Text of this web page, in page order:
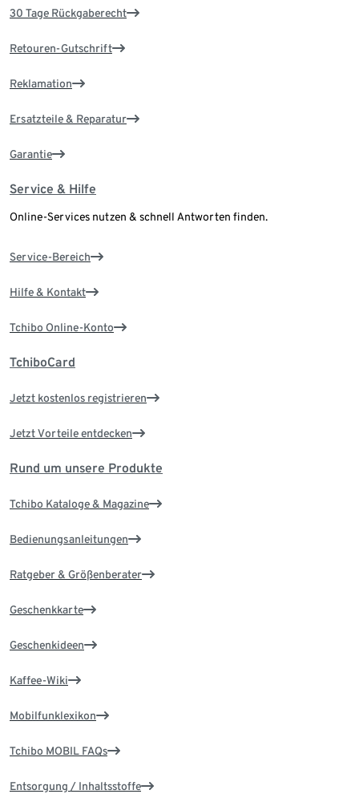
30 Tage Rückgaberecht
Retouren-Gutschrift
Reklamation
Ersatzteile & Reparatur
Garantie
Service & Hilfe
Online-Services nutzen & schnell Antworten finden.
Service-Bereich
Hilfe & Kontakt
Tchibo Online-Konto
TchiboCard
Jetzt kostenlos registrieren
Jetzt Vorteile entdecken
Rund um unsere Produkte
Tchibo Kataloge & Magazine
Bedienungsanleitungen
Ratgeber & Größenberater
Geschenkkarte
Geschenkideen
Kaffee-Wiki
Mobilfunklexikon
Tchibo MOBIL FAQs
Entsorgung / Inhaltsstoffe